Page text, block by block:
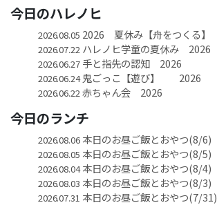
今日のハレノヒ
2026.08.05 2026 夏休み【舟をつくる】
2026.07.22 ハレノヒ学童の夏休み 2026
2026.06.27手と指先の認知 2026
2026.06.24鬼ごっこ【遊び】 2026
2026.06.22赤ちゃん会 2026
今日のランチ
2026.08.06本日のお昼ご飯とおやつ(8/6)
2026.08.05 本日のお昼ご飯とおやつ(8/5)
2026.08.04本日のお昼ご飯とおやつ(8/4)
2026.08.03 本日のお昼ご飯とおやつ(8/3)
2026.07.31 本日のお昼ご飯とおやつ(7/31)